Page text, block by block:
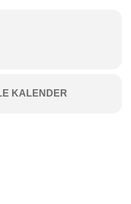
KALENDER